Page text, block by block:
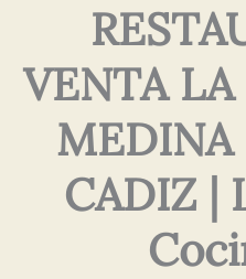
VENTA
MEDINA
CADIZ |